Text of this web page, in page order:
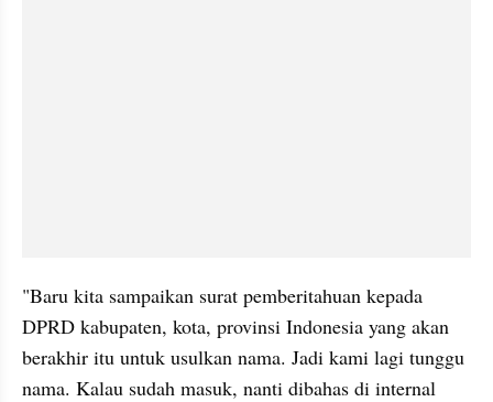
"Baru kita sampaikan surat pemberitahuan kepada
DPRD kabupaten, kota, provinsi Indonesia yang akan
berakhir itu untuk usulkan nama. Jadi kami lagi tunggu
nama. Kalau sudah masuk, nanti dibahas di internal